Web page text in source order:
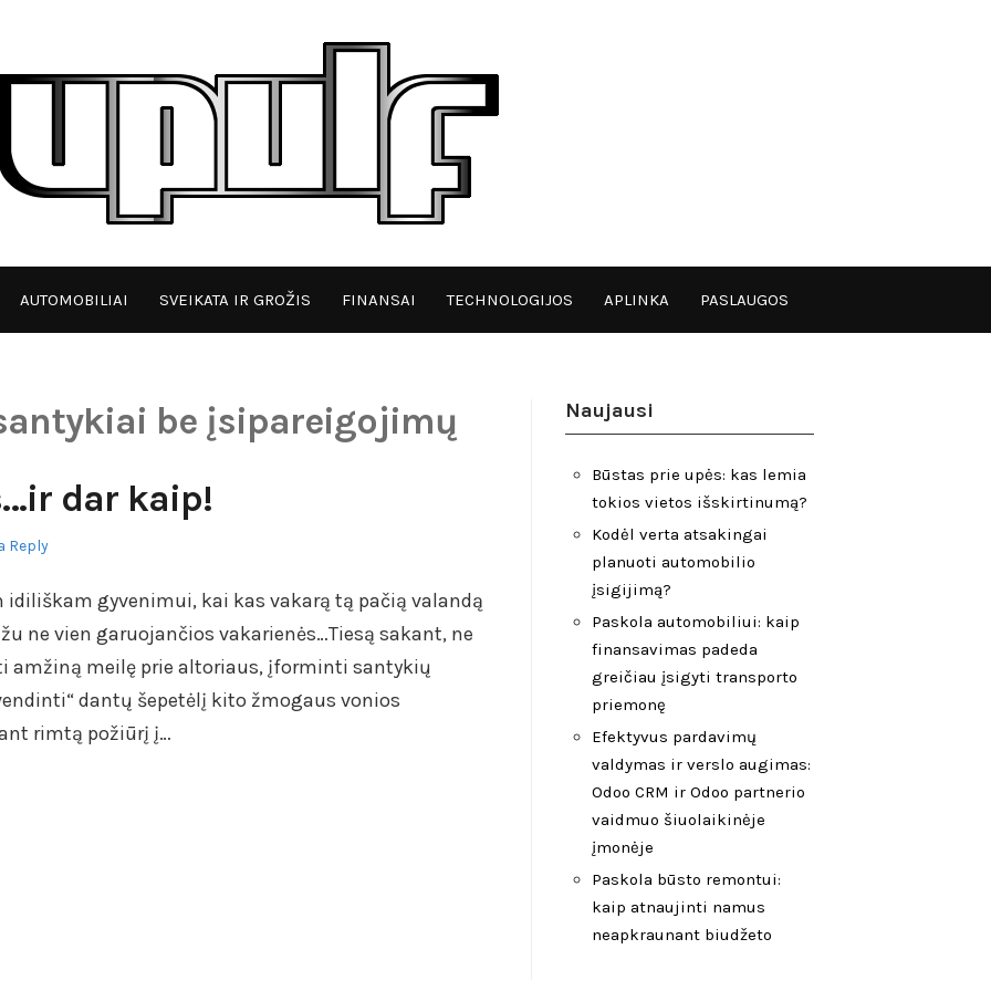
AUTOMOBILIAI SVEIKATA IR GROŽIS FINANSAI TECHNOLOGIJOS APLINKA PASLAUGOS
be įsipareigojimų
dar kaip!
Reply
gyvenimui, kai kas vakarą tą pačią valandą
ne vien garuojančios vakarienės…Tiesą sakant, ne
amžiną meilę prie altoriaus, įforminti santykių
dantų šepetėlį kito žmogaus vonios
rimtą požiūrį į…
Naujausi
Būstas prie upės: kas lemia
tokios vietos išskirtinumą?
Kodėl verta atsakingai
planuoti automobilio
įsigijimą?
Paskola automobiliui: kaip
finansavimas padeda
greičiau įsigyti transporto
priemonę
Efektyvus pardavimų
valdymas ir verslo augimas:
Odoo CRM ir Odoo partnerio
vaidmuo šiuolaikinėje
įmonėje
Paskola būsto remontui:
kaip atnaujinti namus
neapkraunant biudžeto